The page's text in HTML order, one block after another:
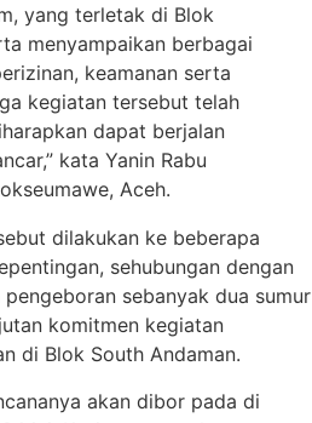
yang terletak di Blok
menyampaikan berbagai
keamanan serta
kegiatan tersebut telah
dapat berjalan
kata Yanin Rabu
Aceh.
dilakukan ke beberapa
sehubungan dengan
sebanyak dua sumur
komitmen kegiatan
di Blok South Andaman.
akan dibor pada di